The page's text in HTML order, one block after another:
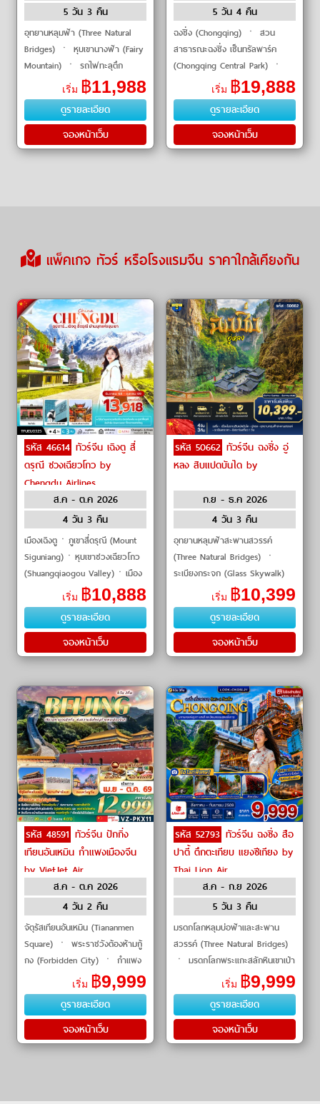
5 วัน 3 คืน
อุทยานหลุมฟ้า (Three Natural
Bridges) ㆍ หุบเขานางฟ้า (Fairy
Mountain) ㆍ รถไฟทะลุตึก
(Liziba Train) ㆍ หงหยาต้ง
(Hongyadong) ㆍ ถนนคนเดิน
เจี่ยฟางเป่ย (Jiefangbei Ped
เริ่ม ฿11,988
ดูรายละเอียด
จองหน้าเว็บ
5 วัน 4 คืน
ฉงชิ่ง (Chongqing) ㆍ สวน
สาธารณะฉงชิ่ง เซ็นทรัลพาร์ค
(Chongqing Central Park) ㆍ
เฉียนเจียง (Qianjiang) ㆍ สวน
ALICE (Alice Park) ㆍ แม่น้ำใต้
ดินภูฮัวรวมล่�
เริ่ม ฿19,888
ดูรายละเอียด
จองหน้าเว็บ
แพ็คเกจ ทัวร์ หรือโรงแรมจีน ราคาใกล้เคียงกัน
รหัส 46614 ทัวร์จีน เฉิงตู สี่
ดรุณี ซวงเฉียวโกว by
Chengdu Airlines
ส.ค - ต.ค 2026
4 วัน 3 คืน
เมืองเฉิงตูㆍภูเขาสี่ดรุณี (Mount
Siguniang)ㆍหุบเขาซวงเฉียวโกว
(Shuangqiaogou Valley)ㆍเมือง
ตูเจียงเอี้ยน (Dujiangyan)ㆍร้าน
ยาสมุนไพรจีนㆍร้
เริ่ม ฿10,888
ดูรายละเอียด
จองหน้าเว็บ
รหัส 50662 ทัวร์จีน ฉงชิ่ง อู่
หลง สิบแปดบันได by
ก.ย - ธ.ค 2026
4 วัน 3 คืน
อุทยานหลุมฟ้าสะพานสวรรค์
(Three Natural Bridges) ㆍ
ระเบียงกระจก (Glass Skywalk)
ㆍ เมืองโบราณสิบแปดบันได
(Eighteen Steps) ㆍ สัมผัสเบียร์
ชิงเต่า
เริ่ม ฿10,399
ดูรายละเอียด
จองหน้าเว็บ
รหัส 48591 ทัวร์จีน ปักกิ่ง
เทียนอันเหมิน กำแพงเมืองจีน
by VietJet Air
ส.ค - ต.ค 2026
4 วัน 2 คืน
จัตุรัสเทียนอันเหมิน (Tiananmen
Square) ㆍ พระราชวังต้องห้ามกู้
กง (Forbidden City) ㆍ กำแพง
เมืองจีน ด่านจูหยงกวน
(Juyongguan Great Wall) ㆍ
สนามกีฬ�
เริ่ม ฿9,999
ดูรายละเอียด
จองหน้าเว็บ
รหัส 52793 ทัวร์จีน ฉงชิ่ง สือ
ปาตี้ ตึกตะเกียบ แยงซีเกียง by
Thai Lion Air
ส.ค - ก.ย 2026
5 วัน 3 คืน
มรดกโลกหลุมบ่อฟ้าและสะพาน
สวรรค์ (Three Natural Bridges)
ㆍ มรดกโลกพระแกะสลักหินเขาเป่า
ติ่งซาน (Baodingshan Rock
Carvings) ㆍ สวนสัตว์ฉงชิ่ง
เริ่ม ฿9,999
ดูรายละเอียด
จองหน้าเว็บ